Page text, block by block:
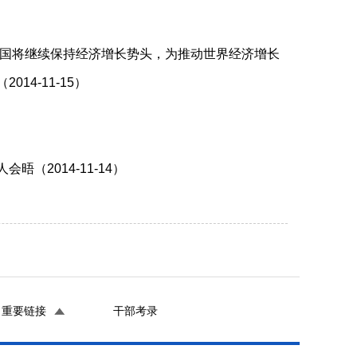
将继续保持经济增长势头，为推动世界经济增长
11-15）
晤（2014-11-14）
重要链接 干部考录